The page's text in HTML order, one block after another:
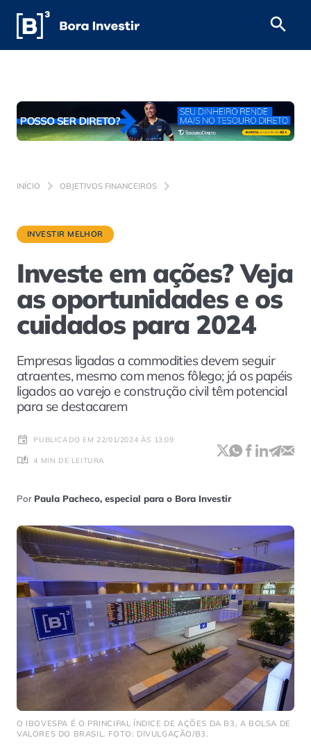
INÍCIO OBJETIVOS FINANCEIROS
INVESTIR MELHOR
Investe em ações? Veja
as oportunidades e os
cuidados para 2024
Empresas ligadas a commodities devem seguir
atraentes, mesmo com menos fôlego; já os papéis
ligados ao varejo e construção civil têm potencial
para se destacarem
PUBLICADO EM 22/01/2024 ÀS 13:09
4 MIN DE LEITURA
Por Paula Pacheco, especial para o Bora Investir
O IBOVESPA É O PRINCIPAL ÍNDICE DE AÇÕES DA B3, A BOLSA DE
VALORES DO BRASIL. FOTO: DIVULGAÇÃO/B3.